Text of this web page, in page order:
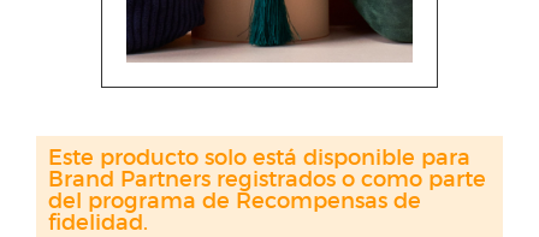
Este producto solo está disponible para
Brand Partners registrados o como parte
del programa de Recompensas de
fidelidad.